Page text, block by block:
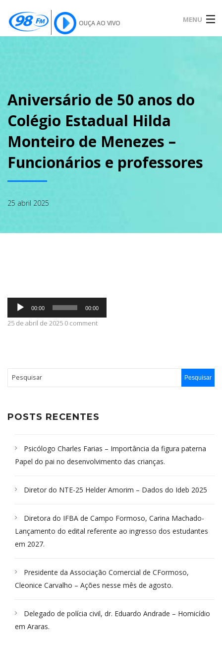
OUÇA AO VIVO MENU
SOBRE
NOTÍCIAS
PODCAST
GALERIA
Aniversário de 50 anos do
Colégio Estadual Hilda
Monteiro de Menezes –
Funcionários e professores
25 abril 2025
Tocador
áudio
00:00 00:00
25 de abril de 2025 0 comment
POSTS RECENTES
Psicólogo Charles Farias – Importância da figura paterna
Papel do pai no desenvolvimento das crianças.
Diretor do NTE-25 Helder Amorim – Dados do Ideb 2025
Diretora do IFBA de Campo Formoso, Carina Machado-
Lançamento do edital referente ao ingresso dos estudantes
em 2027.
Presidente da Associação Comercial de CFormoso,
Cleonice Carvalho – Ações nesse mês de agosto.
Delegado de polícia civil, dr. Eduardo Andrade – Homicídio
em Araras.